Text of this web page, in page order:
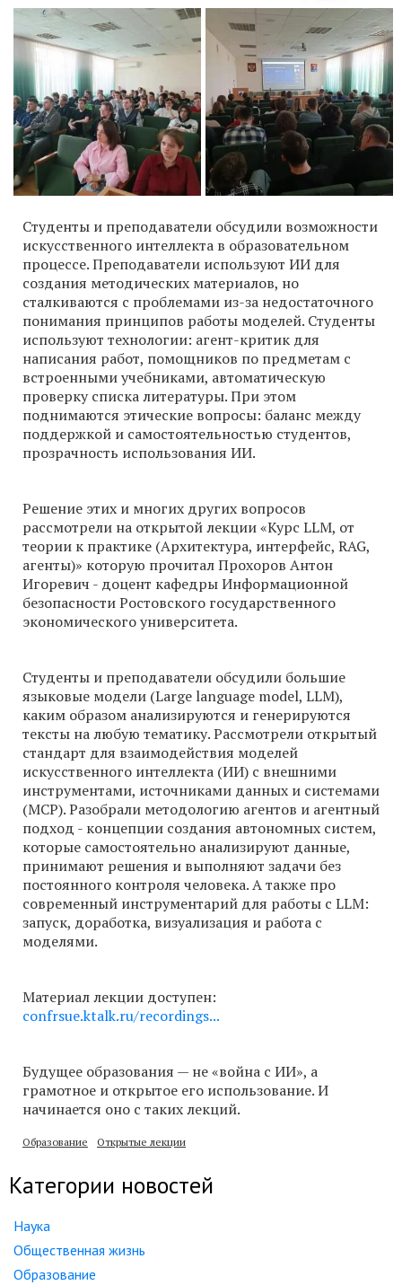
Студенты и преподаватели обсудили возможности
искусственного интеллекта в образовательном
процессе. Преподаватели используют ИИ для
создания методических материалов, но
сталкиваются с проблемами из-за недостаточного
понимания принципов работы моделей. Студенты
используют технологии: агент-критик для
написания работ, помощников по предметам с
встроенными учебниками, автоматическую
проверку списка литературы. При этом
поднимаются этические вопросы: баланс между
поддержкой и самостоятельностью студентов,
прозрачность использования ИИ.
Решение этих и многих других вопросов
рассмотрели на открытой лекции «Курс LLM, от
теории к практике (Архитектура, интерфейс, RAG,
агенты)» которую прочитал Прохоров Антон
Игоревич - доцент кафедры Информационной
безопасности Ростовского государственного
экономического университета.
Студенты и преподаватели обсудили большие
языковые модели (Large language model, LLM),
каким образом анализируются и генерируются
тексты на любую тематику. Рассмотрели открытый
стандарт для взаимодействия моделей
искусственного интеллекта (ИИ) с внешними
инструментами, источниками данных и системами
(MCP). Разобрали методологию агентов и агентный
подход - концепции создания автономных систем,
которые самостоятельно анализируют данные,
принимают решения и выполняют задачи без
постоянного контроля человека. А также про
современный инструментарий для работы с LLM:
запуск, доработка, визуализация и работа с
моделями.
Материал лекции доступен:
confrsue.ktalk.ru/recordings...
Будущее образования — не «война с ИИ», а
грамотное и открытое его использование. И
начинается оно с таких лекций.
Образование Открытые лекции
Категории новостей
Наука
Общественная жизнь
Образование